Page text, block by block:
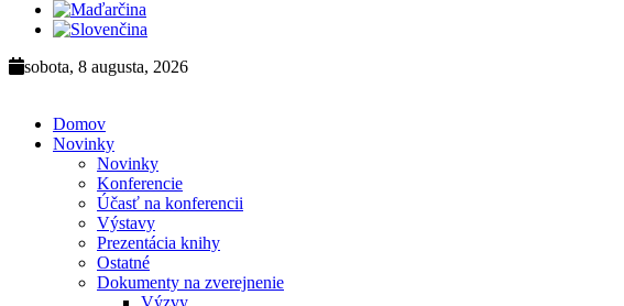
sobota, 8 augusta, 2026
Domov
Novinky
Novinky
Konferencie
Účasť na konferencii
Výstavy
Prezentácia knihy
Ostatné
Dokumenty na zverejnenie
Výzvy